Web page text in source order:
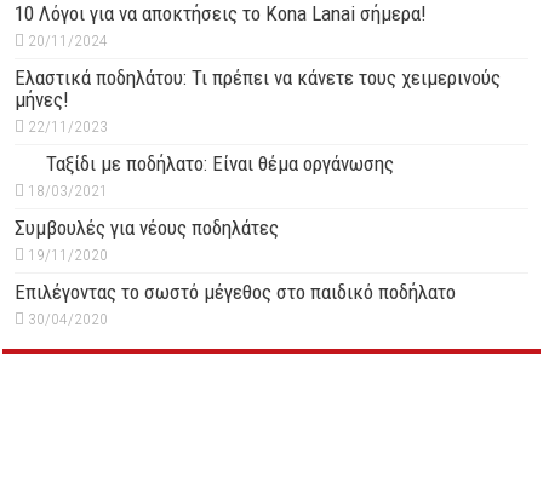
10 Λόγοι για να αποκτήσεις το Kona Lanai σήμερα!
20/11/2024
Ελαστικά ποδηλάτου: Τι πρέπει να κάνετε τους χειμερινούς
μήνες!
22/11/2023
Ταξίδι με ποδήλατο: Είναι θέμα οργάνωσης
18/03/2021
Συμβουλές για νέους ποδηλάτες
19/11/2020
Επιλέγοντας το σωστό μέγεθος στο παιδικό ποδήλατο
30/04/2020